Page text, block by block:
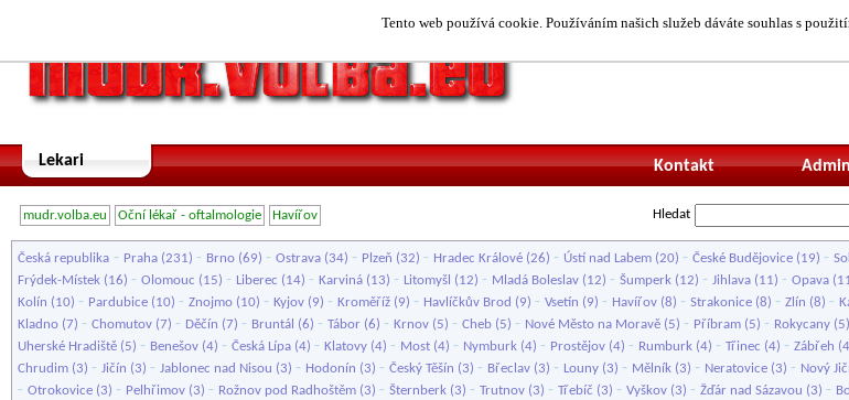
Tento web používá cookie. Používáním našich služeb dáváte souhlas s
Lekari Kontakt
mudr.volba.eu Oční lékař - oftalmologie Havířov Hledat
Česká republika - Praha (231) - Brno (69) - Ostrava (34) - Plzeň (32) - Hradec Králové (26) - Ústí nad Labem (20) - České Budějovice (19) -
Frýdek-Místek (16) - Olomouc (15) - Liberec (14) - Karviná (13) - Litomyšl (12) - Mladá Boleslav (12) - Šumperk (12) - Jihlava (11) - Opava
Kolín (10) - Pardubice (10) - Znojmo (10) - Kyjov (9) - Kroměříž (9) - Havlíčkův Brod (9) - Vsetín (9) - Havířov (8) - Strakonice (8) - Zlín (8) -
Kladno (7) - Chomutov (7) - Děčín (7) - Bruntál (6) - Tábor (6) - Krnov (5) - Cheb (5) - Nové Město na Moravě (5) - Příbram (5) - Rokycany (5)
Uherské Hradiště (5) - Benešov (4) - Česká Lípa (4) - Klatovy (4) - Most (4) - Nymburk (4) - Prostějov (4) - Rumburk (4) - Třinec (4) - Zábřeh
Chrudim (3) - Jičín (3) - Jablonec nad Nisou (3) - Hodonín (3) - Český Těšín (3) - Břeclav (3) - Louny (3) - Mělník (3) - Neratovice (3) - Nový
- Otrokovice (3) - Pelhřimov (3) - Rožnov pod Radhoštěm (3) - Šternberk (3) - Trutnov (3) - Třebíč (3) - Vyškov (3) - Žďár nad Sázavou (3) -